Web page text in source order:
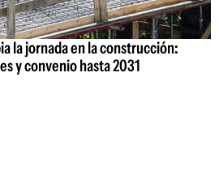
la jornada en la construcción:
y convenio hasta 2031